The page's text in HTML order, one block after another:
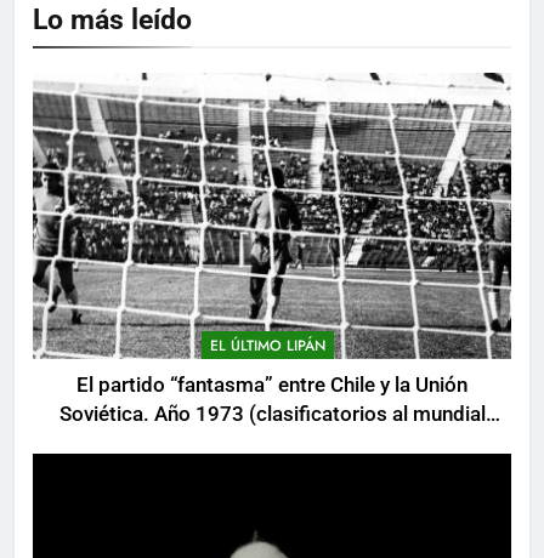
Lo más leído
EL ÚLTIMO LIPÁN
El partido “fantasma” entre Chile y la Unión
Soviética. Año 1973 (clasificatorios al mundial